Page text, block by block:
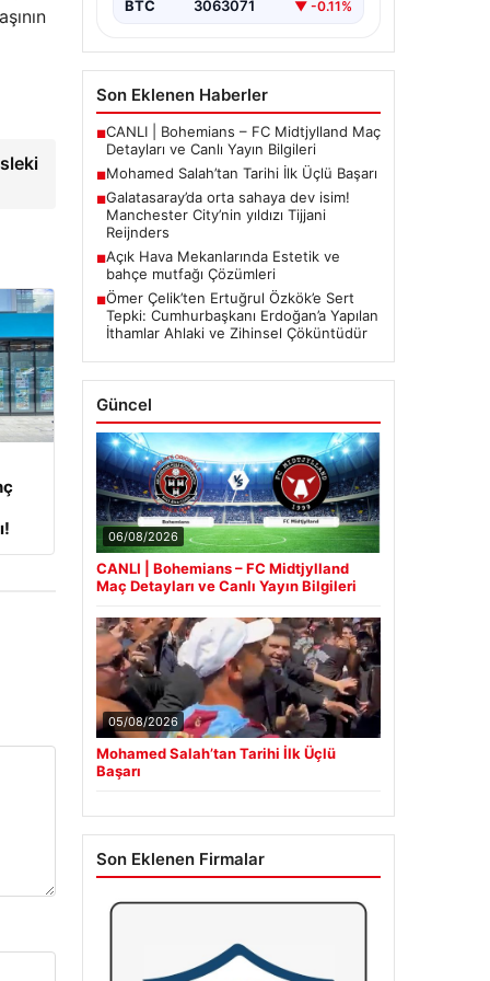
BTC 3063071 ▼ -0.11%
Son Eklenen Haberler
■CANLI | Bohemians – FC Midtjylland Maç
Detayları ve Canlı Yayın Bilgileri
■Mohamed Salah’tan Tarihi İlk Üçlü Başarı
■Galatasaray’da orta sahaya dev isim!
Manchester City’nin yıldızı Tijjani
Reijnders
■Açık Hava Mekanlarında Estetik ve
bahçe mutfağı Çözümleri
■Ömer Çelik’ten Ertuğrul Özkök’e Sert
Tepki: Cumhurbaşkanı Erdoğan’a Yapılan
İthamlar Ahlaki ve Zihinsel Çöküntüdür
Güncel
06/08/2026
CANLI | Bohemians – FC Midtjylland
Maç Detayları ve Canlı Yayın Bilgileri
05/08/2026
Mohamed Salah’tan Tarihi İlk Üçlü
Başarı
Son Eklenen Firmalar